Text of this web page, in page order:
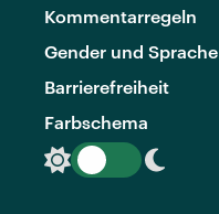
Kommentarregeln
Gender und Sprache
Barrierefreiheit
Farbschema